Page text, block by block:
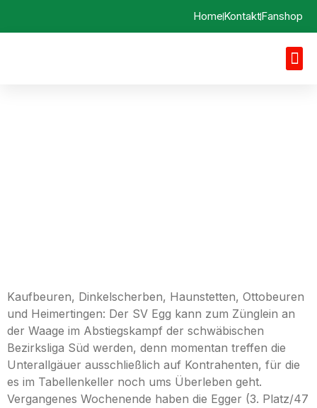
HomeKontaktFanshop
Kaufbeuren, Dinkelscherben, Haunstetten, Ottobeuren
und Heimertingen: Der SV Egg kann zum Zünglein an
der Waage im Abstiegskampf der schwäbischen
Bezirksliga Süd werden, denn momentan treffen die
Unterallgäuer ausschließlich auf Kontrahenten, für die
es im Tabellenkeller noch ums Überleben geht.
Vergangenes Wochenende haben die Egger (3. Platz/47